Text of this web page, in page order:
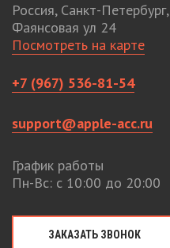
Россия, Санкт-Петербург,
Фаянсовая ул 24
Посмотреть на карте
+7 (967) 536-81-54
support@apple-acc.ru
График работы
Пн-Вс: с 10:00 до 20:00
ЗАКАЗАТЬ ЗВОНОК